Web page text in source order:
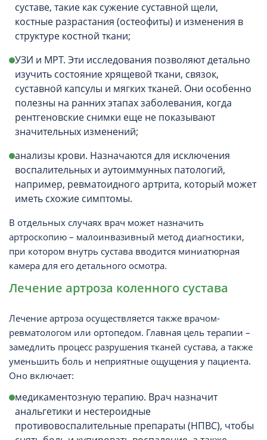
суставе, такие как сужение суставной щели,
костные разрастания (остеофиты) и изменения в
структуре костной ткани;
УЗИ и МРТ. Эти исследования позволяют детально
изучить состояние хрящевой ткани, связок,
суставной капсулы и мягких тканей. Они особенно
полезны на ранних этапах заболевания, когда
рентгеновские снимки еще не показывают
значительных изменений;
анализы крови. Назначаются для исключения
воспалительных и аутоиммунных патологий,
например, ревматоидного артрита, который может
иметь схожие симптомы.
В отдельных случаях врач может назначить
артроскопию – малоинвазивный метод диагностики,
при котором внутрь сустава вводится миниатюрная
камера для его детального осмотра.
Лечение артроза коленного сустава
Лечение артроза осуществляется также врачом-
ревматологом или ортопедом. Главная цель терапии –
замедлить процесс разрушения тканей сустава, а также
уменьшить боль и неприятные ощущения у пациента.
Оно включает:
медикаментозную терапию. Врач назначит
анальгетики и нестероидные
противовоспалительные препараты (НПВС), чтобы